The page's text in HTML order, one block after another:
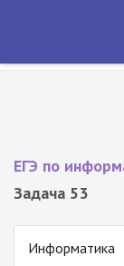
ЕГЭ по
Задача 53
Информатика